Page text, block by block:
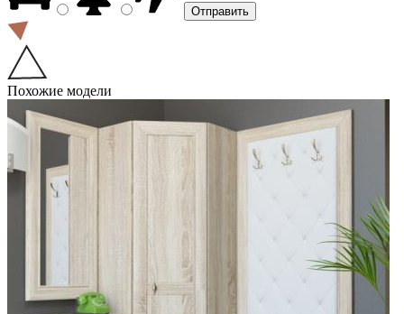
Похожие модели